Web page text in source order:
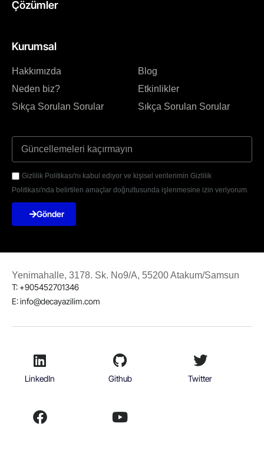
Çözümler
Kurumsal
Hakkımızda
Neden biz?
Sıkça Sorulan Sorular
Blog
Etkinlikler
Sıkça Sorulan Sorular
Gizlilik Politikası'nı kabul ediyor ve kişisel verilerimin Gizlilik
Politikası'nda belirtilen amaçlar doğrultusunda işlenmesine izin veriyorum.
Gönder
Yenimahalle, 3178. Sk. No9/A, 55200 Atakum/Samsun
T: +905452701346
E: info@decayazilim.com
LinkedIn Github Twitter